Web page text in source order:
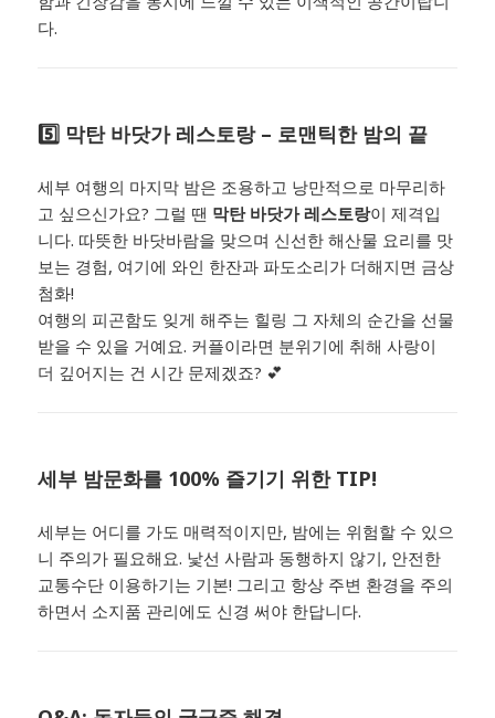
다.
5️⃣ 막탄 바닷가 레스토랑 – 로맨틱한 밤의 끝
세부 여행의 마지막 밤은 조용하고 낭만적으로 마무리하
고 싶으신가요? 그럴 땐 막탄 바닷가 레스토랑이 제격입
니다. 따뜻한 바닷바람을 맞으며 신선한 해산물 요리를 맛
보는 경험, 여기에 와인 한잔과 파도소리가 더해지면 금상
첨화!
여행의 피곤함도 잊게 해주는 힐링 그 자체의 순간을 선물
받을 수 있을 거예요. 커플이라면 분위기에 취해 사랑이
더 깊어지는 건 시간 문제겠죠? 💕
세부 밤문화를 100% 즐기기 위한 TIP!
세부는 어디를 가도 매력적이지만, 밤에는 위험할 수 있으
니 주의가 필요해요. 낯선 사람과 동행하지 않기, 안전한
교통수단 이용하기는 기본! 그리고 항상 주변 환경을 주의
하면서 소지품 관리에도 신경 써야 한답니다.